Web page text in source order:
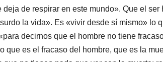
de respirar en este mundo». Que el ser
la vida». Es «vivir desde sí mismo» lo
decirnos que el hombre no tiene
es el fracaso del hombre, que es la